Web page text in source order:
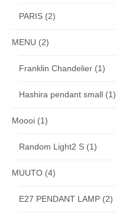
PARIS (2)
MENU (2)
Franklin Chandelier (1)
Hashira pendant small (1)
Moooi (1)
Random Light2 S (1)
MUUTO (4)
E27 PENDANT LAMP (2)